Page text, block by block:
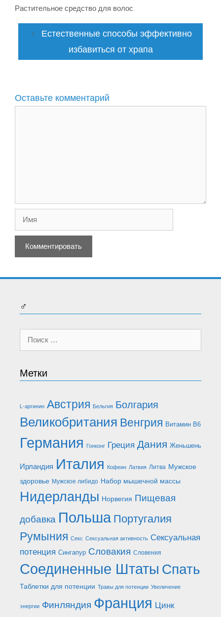
Растительное средство для волос
Естественные способы эффективно
избавиться от храпа
Оставьте комментарий
♂
Поиск:
Метки
L-аргинин Австрия Бельгия Болгария
Великобритания Венгрия Витамин B6
Германия Гонконг Греция Дания Женьшень
Ирландия Италия Кофеин Латвия Литва Мужское
здоровье Мужское либидо Набор мышечной массы
Нидерланды Норвегия Пищевая
добавка Польша Португалия
Румыния Секс Сексуальная активность Сексуальная
потенция Сингапур Словакия Словения
Соединенные Штаты Спать
Таблетки для потенции Травы для потенции Увеличение
энергии Финляндия Франция Цинк